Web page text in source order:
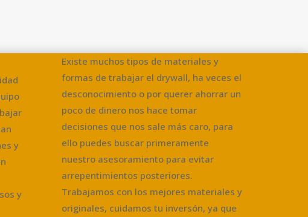
y
y
Existe muchos tipos de materiales y
formas de trabajar el drywall, ha veces el
desconocimiento o por querer ahorrar un
poco de dinero nos hace tomar
decisiones que nos sale más caro, para
ello puedes buscar primeramente
nuestro asesoramiento para evitar
arrepentimientos posteriores.
Trabajamos con los mejores materiales y
originales, cuidamos tu inversón, ya que